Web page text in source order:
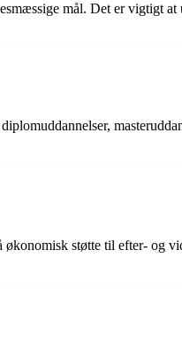
mål. Det er vigtigt
støtte til efter- og